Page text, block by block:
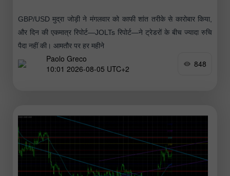
GBP/USD मुद्रा जोड़ी ने मंगलवार को काफी शांत तरीके से कारोबार किया,
और दिन की एकमात्र रिपोर्ट—JOLTs रिपोर्ट—ने ट्रेडरों के बीच ज्यादा रुचि
पैदा नहीं की। आमतौर पर हर महीने
Paolo Greco
10:01 2026-08-05 UTC+2
848